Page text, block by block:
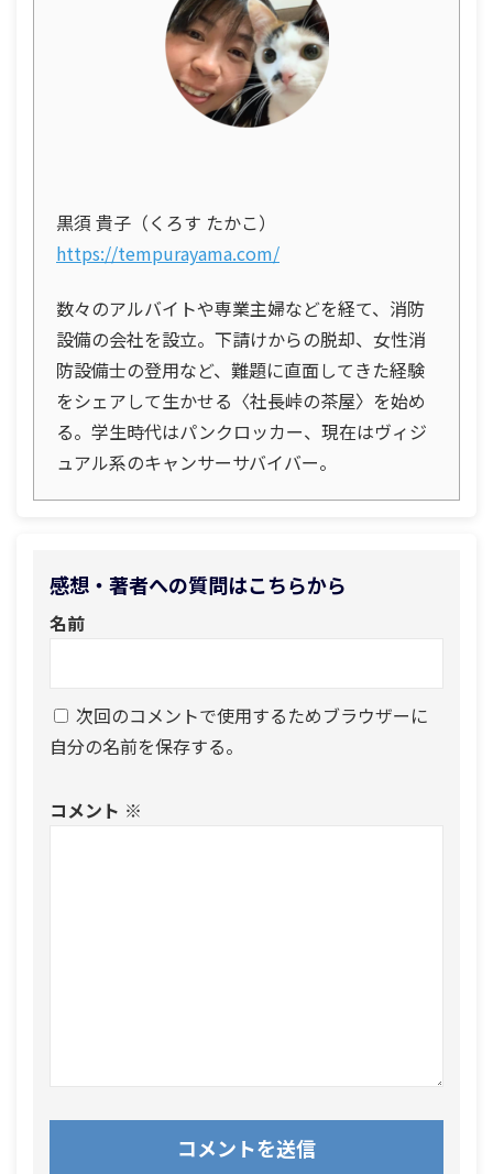
黒須 貴子（くろす たかこ）
https://tempurayama.com/
数々のアルバイトや専業主婦などを経て、消防
設備の会社を設立。下請けからの脱却、女性消
防設備士の登用など、難題に直面してきた経験
をシェアして生かせる〈社長峠の茶屋〉を始め
る。学生時代はパンクロッカー、現在はヴィジ
ュアル系のキャンサーサバイバー。
感想・著者への質問はこちらから
名前
次回のコメントで使用するためブラウザーに
自分の名前を保存する。
コメント ※